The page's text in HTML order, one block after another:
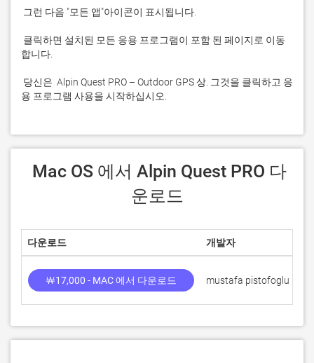
용 프로그램 사용을 시작하십시오.
운로드
다운로드 개발자
￦17,000 - MAC 에서 다운로드 mustafa pistofoglu